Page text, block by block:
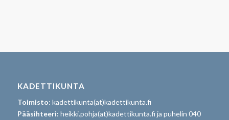
KADETTIKUNTA
Toimisto: kadettikunta(at)kadettikunta.fi
Pääsihteeri: heikki.pohja(at)kadettikunta.fi ja puhelin 040